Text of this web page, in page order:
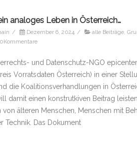
analoges Leben in Österreich…
/ Dezember 6, 2024 / alle Beiträge,
0Kommentare
und Datenschutz-NGO
Vorratsdaten Österreich) in einer
die Koalitionsverhandlungen in
damit einen konstrutkiven Beitrag
von älteren Menschen, Menschen mit
Technik. Das Dokument